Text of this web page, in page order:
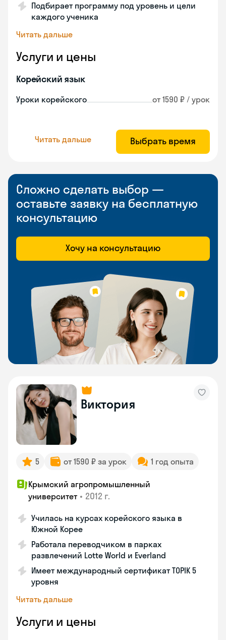
Подбирает программу под уровень и цели
каждого ученика
Читать дальше
Услуги и цены
Корейский язык
Уроки корейского от 1590 ₽ / урок
Читать дальше Выбрать время
Сложно сделать выбор —
оставьте заявку на бесплатную
консультацию
Хочу на консультацию
Виктория
5 от 1590 ₽ за урок 1 год опыта
Крымский агропромышленный
университет • 2012 г.
Училась на курсах корейского языка в
Южной Корее
Работала переводчиком в парках
развлечений Lotte World и Everland
Имеет международный сертификат TOPIK 5
уровня
Читать дальше
Услуги и цены